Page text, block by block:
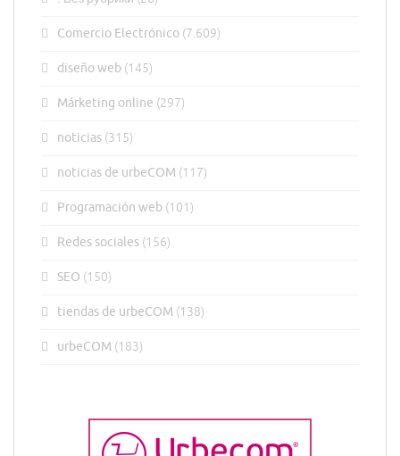
Comercio Electrónico (7.609)
diseño web (145)
Márketing online (297)
noticias (315)
noticias de urbeCOM (117)
Programación web (101)
Redes sociales (156)
SEO (150)
tiendas de urbeCOM (138)
urbeCOM (183)